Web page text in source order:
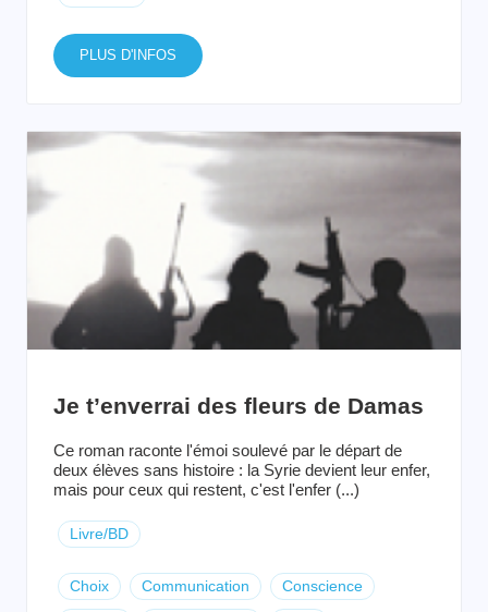
PLUS D'INFOS
Je t’enverrai des fleurs de Damas
Ce roman raconte l'émoi soulevé par le départ de
deux élèves sans histoire : la Syrie devient leur enfer,
mais pour ceux qui restent, c'est l'enfer (...)
Livre/BD
Choix Communication Conscience